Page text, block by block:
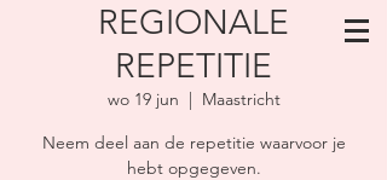
REGIONALE
REPETITIE
wo 19 jun
  |
Maastricht
Neem deel aan de repetitie waarvoor je
hebt opgegeven.